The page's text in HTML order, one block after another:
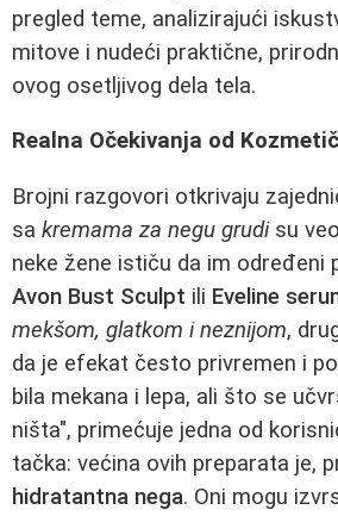
pregled teme, analizirajući
mitove i nudeći praktične,
ovog osetljivog dela tela.
Realna Očekivanja od
Brojni razgovori otkrivaju
sa kremama za negu grudisu
neke žene ističu da im određeni
Avon Bust Sculpt ili Eveline
mekšom, glatkom i neznijom,
da je efekat često privremen i
bila mekana i lepa, ali što se
ništa", primećuje jedna od
tačka: većina ovih preparata je,
hidratantna nega. Oni mogu